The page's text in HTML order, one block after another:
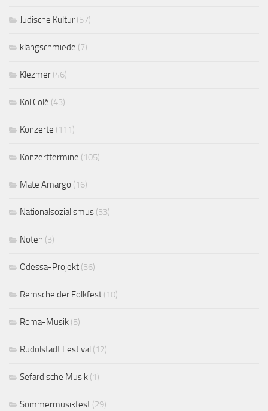
Jüdische Kultur (57)
klangschmiede (7)
Klezmer (46)
Kol Colé (43)
Konzerte (111)
Konzerttermine (105)
Mate Amargo (16)
Nationalsozialismus (33)
Noten (3)
Odessa-Projekt (36)
Remscheider Folkfest (10)
Roma-Musik (5)
Rudolstadt Festival (12)
Sefardische Musik (1)
Sommermusikfest (29)